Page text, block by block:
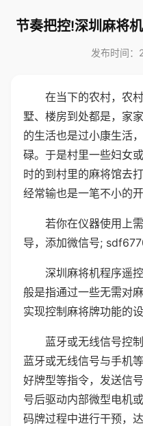
节奏把控!深圳麻将
发布时间
在当下的农村，农
墅、楼房到处都是，家
的生活也是过小康生活
碌。于是村里一些妇女
时的到村里的麻将馆去
经常输也是一笔不小的开
若你在仪器使用上
导，添加微信号;
深圳麻将机程序遥
般是指通过一些无需对
实现控制麻将牌功能的设
蓝牙或无线信号控
蓝牙或无线信号与手机
好牌型等指令，发送信
号后驱动内部微型电机
码牌过程中进行干预，达